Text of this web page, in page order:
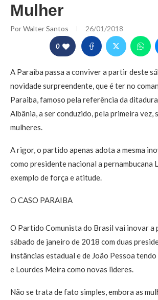
Mulher
PorWalter Santos 26/01/2018
0
A Paraiba passa a conviver a partir deste
novidade surpreendente, que é ter no
Paraiba, famoso pela referência da
Albânia, a ser conduzido, pela primeira vez,
mulheres.
A rigor, o partido apenas adota a mesma
como presidente nacional a pernambucana
exemplo de força e atitude.
O CASO PARAIBA
O Partido Comunista do Brasil vai inovar a
sábado de janeiro de 2018 com duas
instâncias estadual e de João Pessoa
e Lourdes Meira como novas lideres.
Não se trata de fato simples, embora as